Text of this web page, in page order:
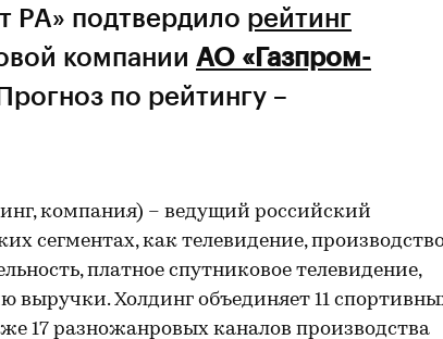
РА» подтвердило рейтинг
компании АО «Газпром-
по рейтингу –
компания) – ведущий российский
сегментах, как телевидение,
платное спутниковое телевидение,
выручки. Холдинг объединяет 11
17 разножанровых каналов производства